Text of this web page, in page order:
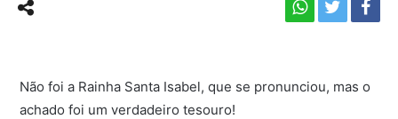
Não foi a Rainha Santa Isabel, que se pronunciou, mas o
achado foi um verdadeiro tesouro!